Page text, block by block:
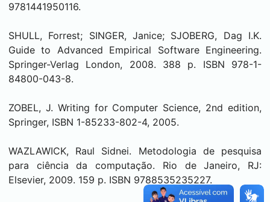
9781441950116.
SHULL, Forrest; SINGER, Janice; SJOBERG, Dag I.K.
Guide to Advanced Empirical Software Engineering.
Springer-Verlag London, 2008. 388 p. ISBN 978-1-
84800-043-8.
ZOBEL, J. Writing for Computer Science, 2nd edition,
Springer, ISBN 1-85233-802-4, 2005.
WAZLAWICK, Raul Sidnei. Metodologia de pesquisa
para ciência da computação. Rio de Janeiro, RJ:
Elsevier, 2009. 159 p. ISBN 9788535235227.